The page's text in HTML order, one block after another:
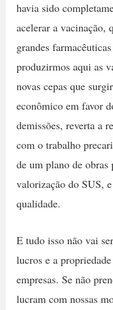
havia sido
acelerar a vacinação,
grandes
produzirmos aqui as
novas cepas que
econômico em favor
demissões, reverta a
com o trabalho
de um plano de obras
valorização do SUS,
qualidade.
E tudo isso não vai
lucros e a
empresas. Se não
lucram com nossas